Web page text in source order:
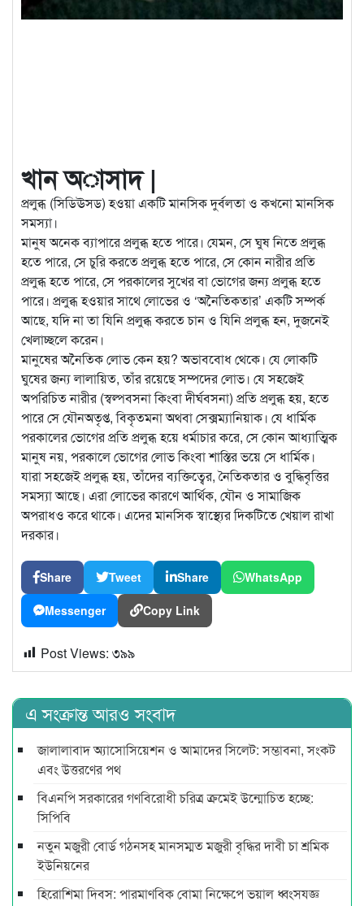
খান অাসাদ |
প্রলুব্ধ (সিডিঊসড) হওয়া একটি মানসিক দুর্বলতা ও কখনো মানসিক
সমস্যা।
মানুষ অনেক ব্যাপারে প্রলুব্ধ হতে পারে। যেমন, সে ঘুষ নিতে প্রলুব্ধ
হতে পারে, সে চুরি করতে প্রলুব্ধহতে পারে, সে কোন নারীর প্রতি
প্রলুব্ধ হতে পারে, সে পরকালের সুখের বা ভোগের জন্য প্রলুব্ধ হতে
পারে। প্রলুব্ধ হওয়ার সাথে লোভের ও ‘অনৈতিকতার’ একটি সম্পর্ক
আছে, যদি না তা যিনি প্রলুব্ধ করতে চান ও যিনি প্রলুব্ধ হন, দুজনেই
খেলাচ্ছলে করেন।
মানুষের অনৈতিক লোভ কেন হয়? অভাববোধ থেকে। যে লোকটি
ঘুষের জন্য লালায়িত, তাঁর রয়েছে সম্পদের লোভ। যে সহজেই
অপরিচিত নারীর (স্বল্পবসনা কিংবা দীর্ঘবসনা) প্রতি প্রলুব্ধ হয়, হতে
পারে সে যৌনঅতৃপ্ত, বিকৃতমনা অথবা সেক্সম্যানিয়াক। যে ধার্মিক
পরকালের ভোগের প্রতি প্রলুব্ধ হয়ে ধর্মাচার করে, সে কোন আধ্যাত্মিক
মানুষ নয়, পরকালে ভোগের লোভ কিংবা শাস্তির ভয়ে সে ধার্মিক।
যারা সহজেই প্রলুব্ধ হয়, তাঁদের ব্যক্তিত্বের, নৈতিকতার ও বুদ্ধিবৃত্তির
সমস্যা আছে। এরা লোভের কারণে আর্থিক, যৌন ও সামাজিক
অপরাধও করে থাকে। এদের মানসিক স্বাস্থ্যের দিকটিতে খেয়াল রাখা
দরকার।
Share Tweet Share WhatsApp
Messenger Copy Link
Post Views: ৩৯৯
এ সংক্রান্ত আরও সংবাদ
জালালাবাদ অ্যাসোসিয়েশন ও আমাদের সিলেট: সম্ভাবনা, সংকট
এবং উত্তরণের পথ
বিএনপি সরকারের গণবিরোধী চরিত্র ক্রমেই উন্মোচিত হচ্ছে:
সিপিবি
নতুন মজুরী বোর্ড গঠনসহ মানসম্মত মজুরী বৃদ্ধির দাবী চা শ্রমিক
ইউনিয়নের
হিরোশিমা দিবস: পারমাণবিক বোমা নিক্ষেপে ভয়াল ধ্বংসযজ্ঞ